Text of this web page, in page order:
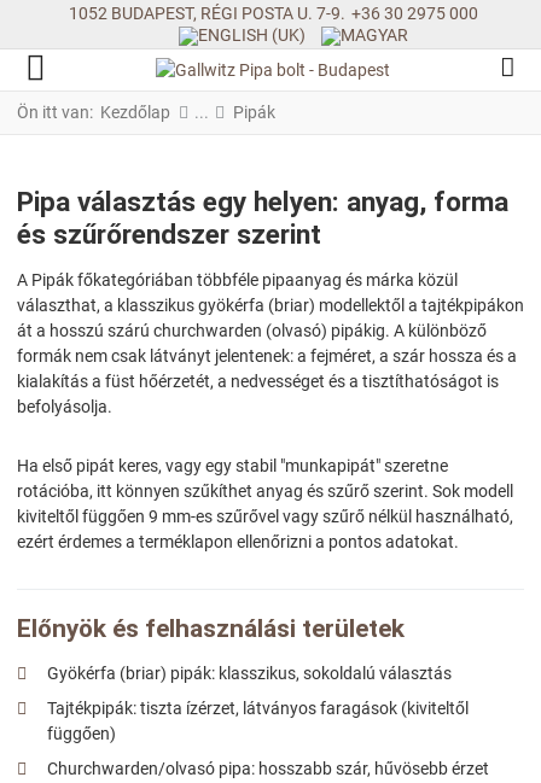
1052 BUDAPEST, RÉGI POSTA U. 7-9. +36 30 2975 000
Ön itt van: Kezdőlap Pipák
Pipa választás egy helyen: anyag, forma
és szűrőrendszer szerint
A Pipák főkategóriában többféle pipaanyag és márka közül
választhat, a klasszikus gyökérfa (briar) modellektől a tajtékpipákon
át a hosszú szárú churchwarden (olvasó) pipákig. A különböző
formák nem csak látványt jelentenek: a fejméret, a szár hossza és a
kialakítás a füst hőérzetét, a nedvességet és a tisztíthatóságot is
befolyásolja.
Ha első pipát keres, vagy egy stabil "munkapipát" szeretne
rotációba, itt könnyen szűkíthet anyag és szűrő szerint. Sok modell
kiviteltől függően 9 mm-es szűrővel vagy szűrő nélkül használható,
ezért érdemes a terméklapon ellenőrizni a pontos adatokat.
Előnyök és felhasználási területek
Gyökérfa (briar) pipák: klasszikus, sokoldalú választás
Tajtékpipák: tiszta ízérzet, látványos faragások (kiviteltől
függően)
Churchwarden/olvasó pipa: hosszabb szár, hűvösebb érzet